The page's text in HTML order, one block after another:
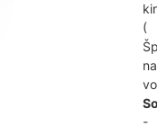
(
na
-